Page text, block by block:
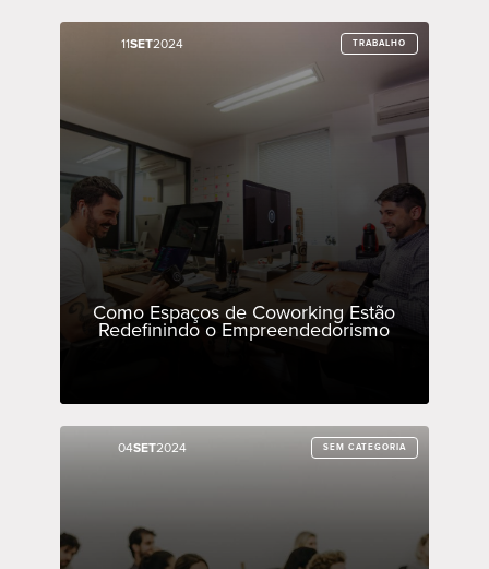
11SET2024 TRABALHO
Como Espaços de Coworking Estão
Redefinindo o Empreendedorismo
11SET2024 TRABALHO
04SET2024 SEM CATEGORIA
04SET2024 SEM CATEGORIA